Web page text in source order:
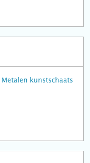
Metalen kunstschaats